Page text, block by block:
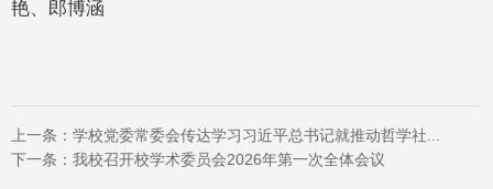
艳、郎博涵
上一条： 学校党委常委会传达学习习近平总书记就推动哲学社...
下一条： 我校召开校学术委员会2026年第一次全体会议